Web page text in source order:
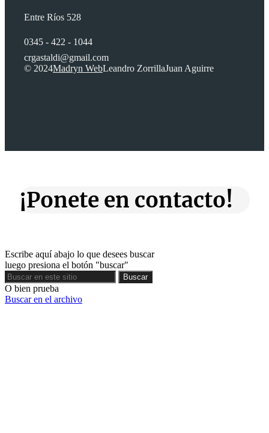
Entre Ríos 528
0345 - 422 - 1044
crgastaldi@gmail.com
© 2024Madryn WebLeandro ZorrillaJuan Aguirre
¡Ponete en contacto!
Escribe aquí abajo lo que desees buscar
luego presiona el botón "buscar"
Buscar
Buscar
O bien prueba
Buscar en el archivo